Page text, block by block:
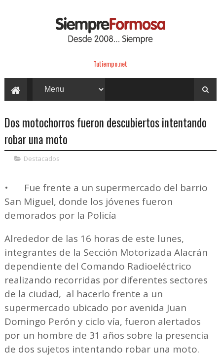
Tutiempo.net
Dos motochorros fueron descubiertos intentando
robar una moto
Destacados
•
Fue frente a un supermercado del barrio
San Miguel, donde los jóvenes fueron
demorados por la Policía
Alrededor de las 16 horas de este lunes,
integrantes de la Sección Motorizada Alacrán
dependiente del Comando Radioeléctrico
realizando recorridas por diferentes sectores
de la ciudad, al hacerlo frente a un
supermercado ubicado por avenida Juan
Domingo Perón y ciclo vía, fueron alertados
por un hombre de 31 años sobre la presencia
de dos sujetos intentando robar una moto.